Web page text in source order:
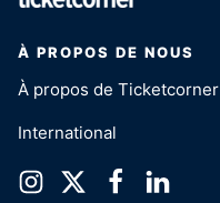
À PROPOS DE NOUS
À propos de Ticketcorner
International